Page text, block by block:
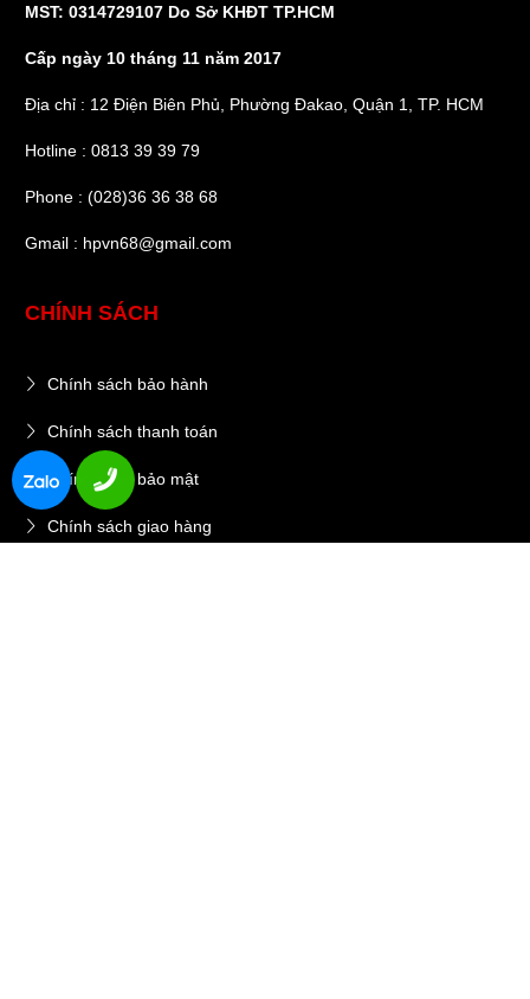
MST: 0314729107 Do Sở KHĐT TP.HCM
Cấp ngày 10 tháng 11 năm 2017
Địa chỉ : 12 Điện Biên Phủ, Phường Đakao, Quận 1, TP. HCM
Hotline : 0813 39 39 79
Phone : (028)36 36 38 68
Gmail : hpvn68@gmail.com
CHÍNH SÁCH
Chính sách bảo hành
Chính sách thanh toán
Chính sách bảo mật
Chính sách giao hàng